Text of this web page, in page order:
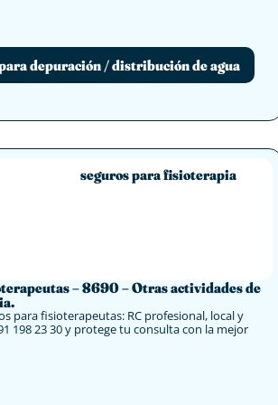
depuración / distribución de agua
seguros para fisioterapia
– 8690 – Otras actividades de
para fisioterapeutas: RC profesional, local y
198 23 30 y protege tu consulta con la mejor